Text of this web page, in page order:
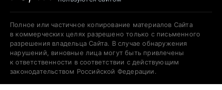
Полное или частичное копирование материалов Сайта
в коммерческих целях разрешено только с письменного
разрешения владельца Сайта. В случае обнаружения
нарушений, виновные лица могут быть привлечены
к ответственности в соответствии с действующим
законодательством Российской Федерации.